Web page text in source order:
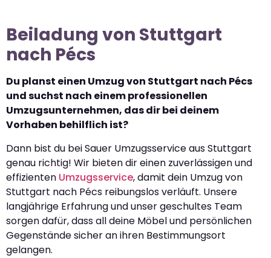
Beiladung von Stuttgart
nach Pécs
Du planst einen Umzug von Stuttgart nach Pécs
und suchst nach einem professionellen
Umzugsunternehmen, das dir bei deinem
Vorhaben behilflich ist?
Dann bist du bei Sauer Umzugsservice aus Stuttgart
genau richtig! Wir bieten dir einen zuverlässigen und
effizienten Umzugsservice, damit dein Umzug von
Stuttgart nach Pécs reibungslos verläuft. Unsere
langjährige Erfahrung und unser geschultes Team
sorgen dafür, dass all deine Möbel und persönlichen
Gegenstände sicher an ihren Bestimmungsort
gelangen.